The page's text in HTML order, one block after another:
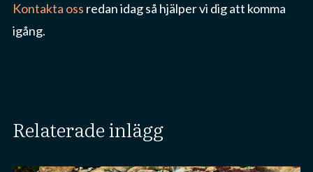
Kontakta oss redan idag så hjälper vi dig att komma
igång.
relaterade inlägg